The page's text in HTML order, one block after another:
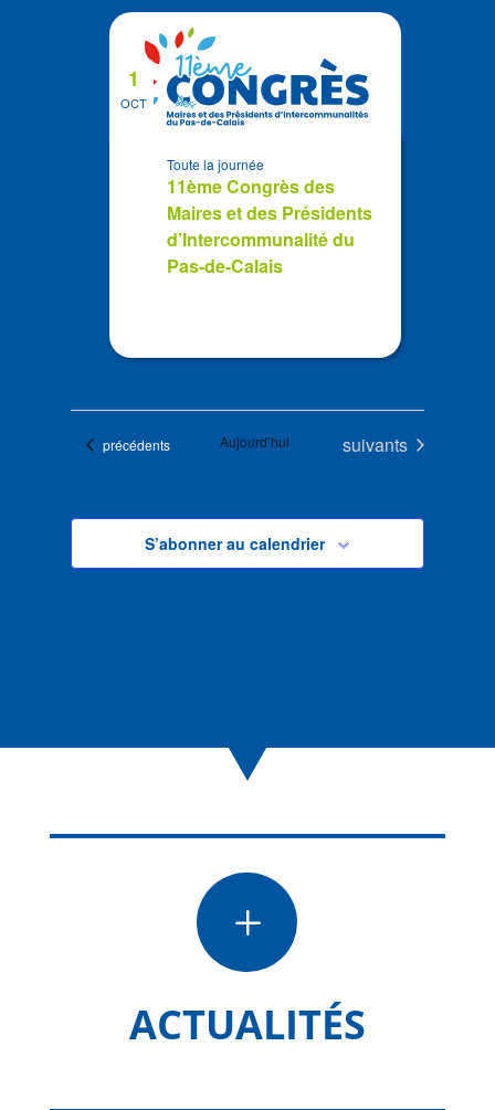
OCT
1
11ème Congrès des
Maires et des Présidents
d’Intercommunalité du
Pas-de-Calais
Toute la journée
Évènements
précédents Aujourd’hui Évènements
suivants
S’abonner au calendrier
L
ACTUALITÉS